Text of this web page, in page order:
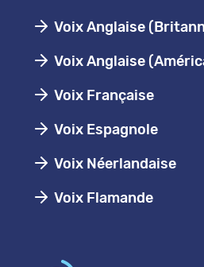
Voix Anglaise
Voix Anglaise
Voix Française
Voix Espagnole
Voix Néerlandaise
Voix Flamande